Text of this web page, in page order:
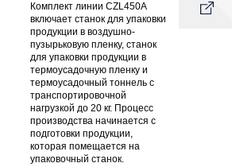
Комплект линии CZL450A
включает станок для упаковки
продукции в воздушно-
пузырьковую пленку, станок
для упаковки продукции в
термоусадочную пленку и
термоусадочный тоннель с
транспортировочной
нагрузкой до 20 кг. Процесс
производства начинается с
подготовки продукции,
которая помещается на
упаковочный станок.